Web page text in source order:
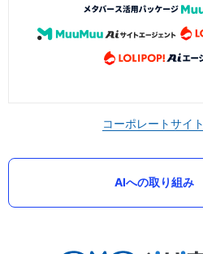
コーポレートサイト
AIへの取り組み